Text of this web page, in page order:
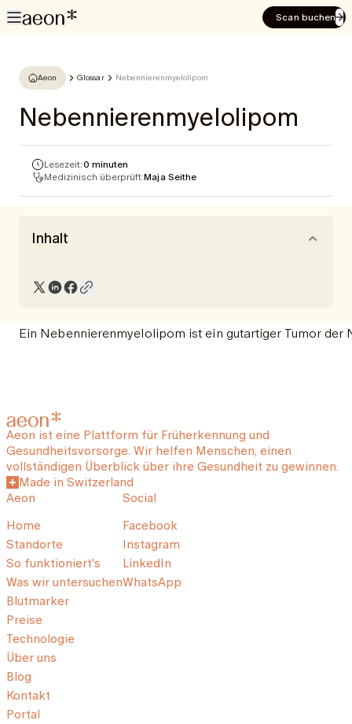
Scan buchen
Aeon Glossar Nebennierenmyelolipom
Nebennierenmyelolipom
Lesezeit:0 minuten
Medizinisch überprüft:Maja Seithe
Inhalt
Ein Nebennierenmyelolipom ist ein gutartiger Tumor
Aeon ist eine Plattform für Früherkennung und
Gesundheitsvorsorge. Wir helfen Menschen, einen
vollständigen Überblick über ihre Gesundheit zu gewinnen.
Made in Switzerland
Aeon
Home
Standorte
So funktioniert's
Was wir untersuchen
Blutmarker
Preise
Technologie
Über uns
Blog
Kontakt
Portal
Social
Facebook
Instagram
LinkedIn
WhatsApp